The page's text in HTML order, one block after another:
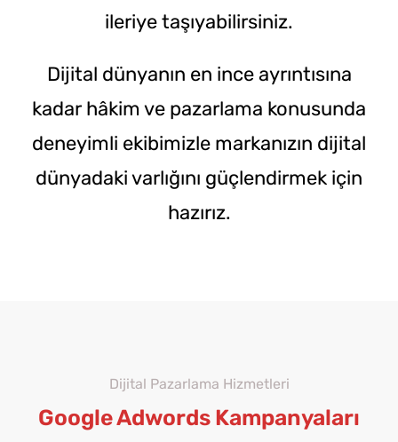
ileriye taşıyabilirsiniz.
Dijital dünyanın en ince ayrıntısına
kadar hâkim ve pazarlama konusunda
deneyimli ekibimizle markanızın dijital
dünyadaki varlığını güçlendirmek için
hazırız.
Dijital Pazarlama Hizmetleri
Google Adwords Kampanyaları